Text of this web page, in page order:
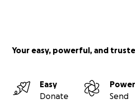
Your easy, powerful, and
Easy
Donate
Send